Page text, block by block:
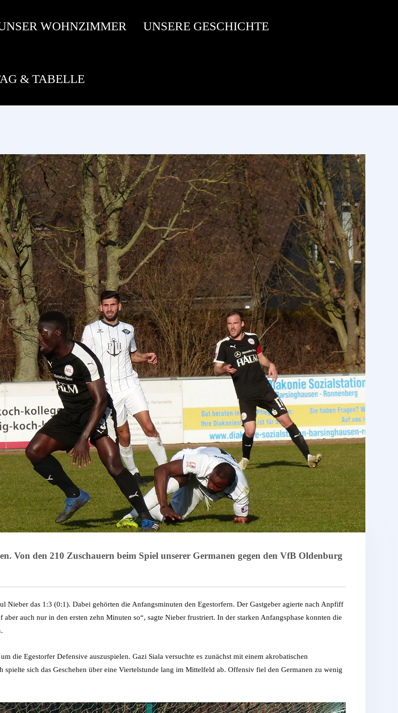
WOHNZIMMER UNSERE GESCHICHTE
& TABELLE
Von den 210 Zuschauern beim Spiel unserer Germanen gegen den VfB Oldenburg
Nieber das 1:3 (0:1). Dabei gehörten die Anfangsminuten den Egestorfern. Der Gastgeber agierte nach Anpfiff
auch nur in den ersten zehn Minuten so“, sagte Nieber frustriert. In der starken Anfangsphase konnten die
die Egestorfer Defensive auszuspielen. Gazi Siala versuchte es zunächst mit einem akrobatischen
sich das Geschehen über eine Viertelstunde lang im Mittelfeld ab. Offensiv fiel den Germanen zu wenig